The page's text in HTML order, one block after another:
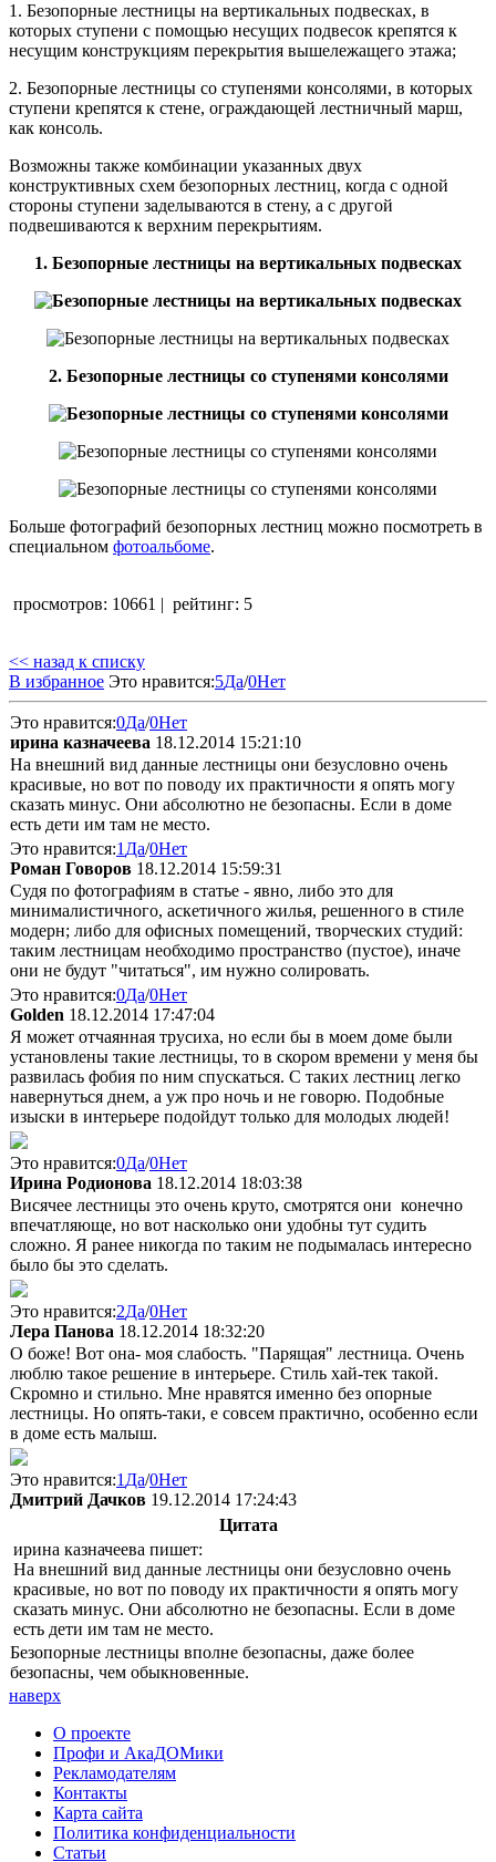
1. Безопорные лестницы на вертикальных подвесках, в
которых ступени с помощью несущих подвесок крепятся к
несущим конструкциям перекрытия вышележащего этажа;
2. Безопорные лестницы со ступенями консолями, в которых
ступени крепятся к стене, ограждающей лестничный марш,
как консоль.
Возможны также комбинации указанных двух
конструктивных схем безопорных лестниц, когда с одной
стороны ступени заделываются в стену, а с другой
подвешиваются к верхним перекрытиям.
1. Безопорные лестницы на вертикальных подвесках
2. Безопорные лестницы со ступенями консолями
Больше фотографий безопорных лестниц можно посмотреть в
специальном фотоальбоме.
просмотров: 10661 | рейтинг: 5
<< назад к списку
В избранное Это нравится:5Да/0Нет
Это нравится:0Да/0Нет
ирина казначеева 18.12.2014 15:21:10
На внешний вид данные лестницы они безусловно очень
красивые, но вот по поводу их практичности я опять могу
сказать минус. Они абсолютно не безопасны. Если в доме
есть дети им там не место.
Это нравится:1 Да/0Нет
Роман Говоров 18.12.2014 15:59:31
Судя по фотографиям в статье - явно, либо это для
минималистичного, аскетичного жилья, решенного в стиле
модерн; либо для офисных помещений, творческих студий:
таким лестницам необходимо пространство (пустое), иначе
они не будут "читаться", им нужно солировать.
Это нравится:0Да/0Нет
Golden 18.12.2014 17:47:04
Я может отчаянная трусиха, но если бы в моем доме были
установлены такие лестницы, то в скором времени у меня бы
развилась фобия по ним спускаться. С таких лестниц легко
навернуться днем, а уж про ночь и не говорю. Подобные
изыски в интерьере подойдут только для молодых людей!
Это нравится:0Да/0Нет
Ирина Родионова 18.12.2014 18:03:38
Висячее лестницы это очень круто, смотрятся они конечно
впечатляюще, но вот насколько они удобны тут судить
сложно. Я ранее никогда по таким не подымалась интересно
было бы это сделать.
Это нравится:2Да/0Нет
Лера Панова 18.12.2014 18:32:20
О боже! Вот она- моя слабость. "Парящая" лестница. Очень
люблю такое решение в интерьере. Стиль хай-тек такой.
Скромно и стильно. Мне нравятся именно без опорные
лестницы. Но опять-таки, е совсем практично, особенно если
в доме есть малыш.
Это нравится:1 Да/0Нет
Дмитрий Дачков 19.12.2014 17:24:43
Цитата
ирина казначеева пишет:
На внешний вид данные лестницы они безусловно очень
красивые, но вот по поводу их практичности я опять могу
сказать минус. Они абсолютно не безопасны. Если в доме
есть дети им там не место.
Безопорные лестницы вполне безопасны, даже более
безопасны, чем обыкновенные.
наверх
О проекте
Профи и АкаДОМики
Рекламодателям
Контакты
Карта сайта
Политика конфиденциальности
Статьи